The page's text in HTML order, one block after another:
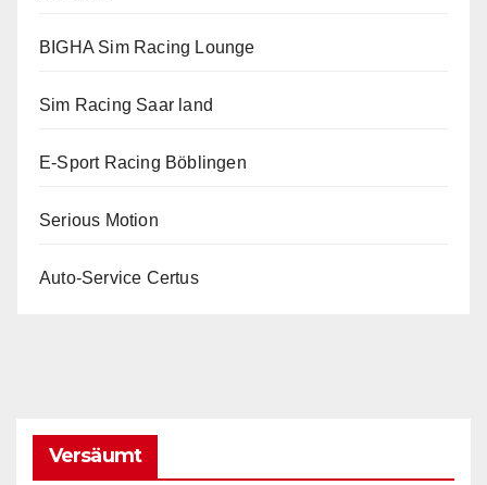
BIGHA Sim Racing Lounge
Sim Racing Saar land
E-Sport Racing Böblingen
Serious Motion
Auto-Service Certus
Versäumt